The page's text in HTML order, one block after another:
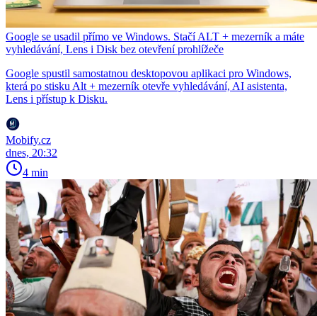
Google se usadil přímo ve Windows. Stačí ALT + mezerník a máte
vyhledávání, Lens i Disk bez otevření prohlížeče
Google spustil samostatnou desktopovou aplikaci pro Windows,
která po stisku Alt + mezerník otevře vyhledávání, AI asistenta,
Lens i přístup k Disku.
Mobify.cz
dnes, 20:32
4 min